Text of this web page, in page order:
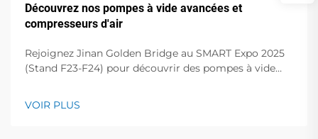
Découvrez nos pompes à vide avancées et
compresseurs d'air
Rejoignez Jinan Golden Bridge au SMART Expo 2025
(Stand F23-F24) pour découvrir des pompes à vide
opérations !
VOIR PLUS